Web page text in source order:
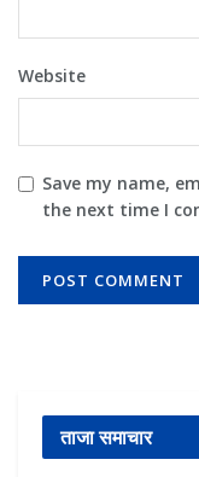
Website
Save my name,
the next time I
ताजा समाचार